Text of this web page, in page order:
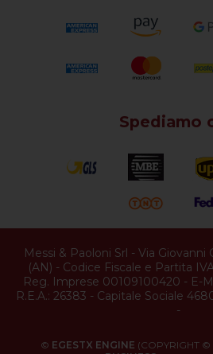
Spediamo
Messi & Paoloni Srl - Via Giovanni
(AN) - Codice Fiscale e Partita
Reg. Imprese 00109100420 - E-
R.E.A.: 26383 - Capitale Sociale
-
© EGESTX ENGINE (COPYRIGHT ©